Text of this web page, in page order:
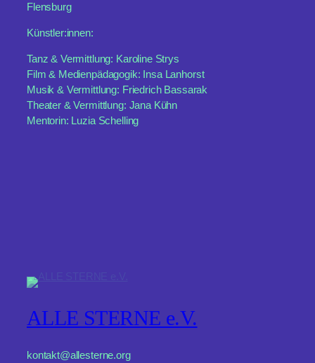
Flensburg
Künstler:innen:
Tanz & Vermittlung: Karoline Strys
Film & Medienpädagogik: Insa Lanhorst
Musik & Vermittlung: Friedrich Bassarak
Theater & Vermittlung: Jana Kühn
Mentorin: Luzia Schelling
ALLE STERNE e.V.
kontakt@allesterne.org